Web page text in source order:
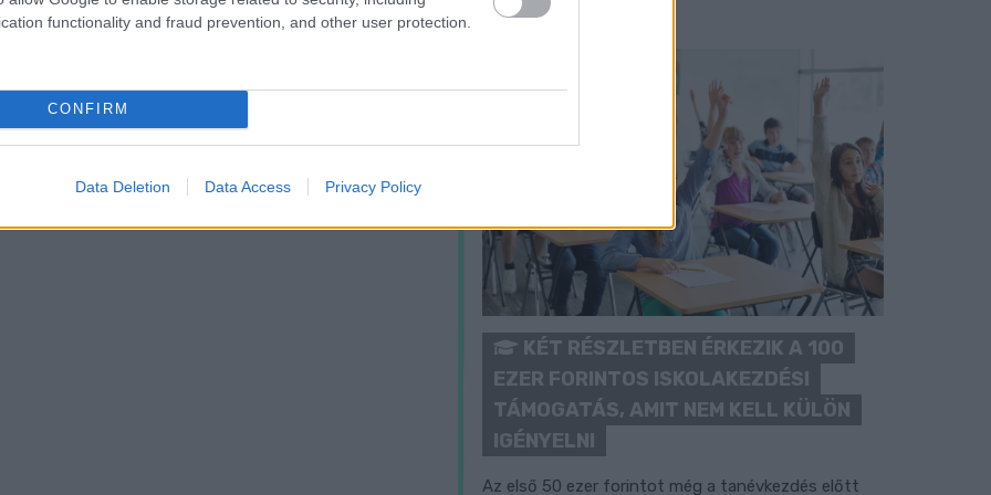
functionality and fraud prevention, and other user protection.
CONFIRM
Data Deletion Data Access Privacy Policy
KÉT RÉSZLETBEN ÉRKEZIK A 100
EZER FORINTOS ISKOLAKEZDÉSI
TÁMOGATÁS, AMIT NEM KELL KÜLÖN
IGÉNYELNI
Az első 50 ezer forintot még a tanévkezdés előtt